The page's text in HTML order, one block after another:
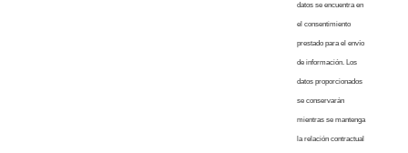
datos se encuentra en
el consentimiento
prestado para el envío
de información. Los
datos proporcionados
se conservarán
mientras se mantenga
la relación contractual